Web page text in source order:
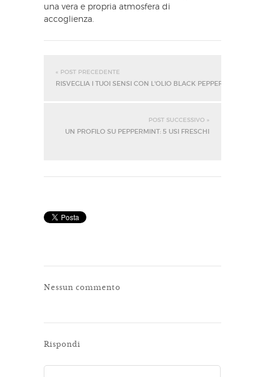
una vera e propria atmosfera di
accoglienza.
« POST PRECEDENTE
RISVEGLIA I TUOI SENSI CON L'OLIO BLACK PEPPER
POST SUCCESSIVO »
UN PROFILO SU PEPPERMINT: 5 USI FRESCHI
Nessun commento
Rispondi